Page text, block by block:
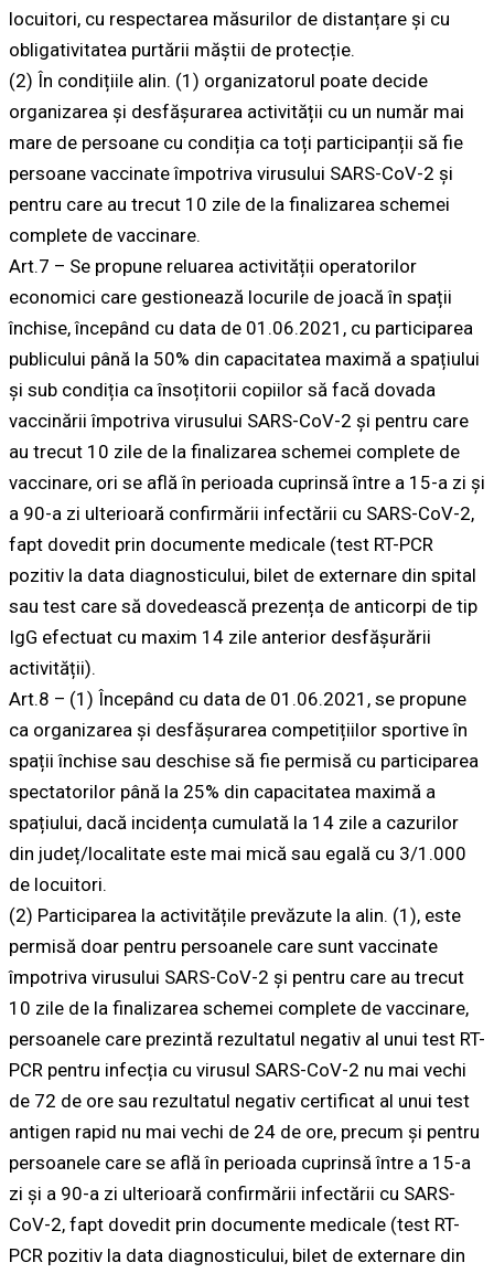
locuitori, cu respectarea măsurilor de distanțare și cu
obligativitatea purtării măștii de protecție.
(2) În condițiile alin. (1) organizatorul poate decide
organizarea și desfășurarea activității cu un număr mai
mare de persoane cu condiția ca toți participanții să fie
persoane vaccinate împotriva virusului SARS-CoV-2 și
pentru care au trecut 10 zile de la finalizarea schemei
complete de vaccinare.
Art.7 – Se propune reluarea activității operatorilor
economici care gestionează locurile de joacă în spații
închise, începând cu data de 01.06.2021, cu participarea
publicului până la 50% din capacitatea maximă a spațiului
și sub condiția ca însoțitorii copiilor să facă dovada
vaccinării împotriva virusului SARS-CoV-2 și pentru care
au trecut 10 zile de la finalizarea schemei complete de
vaccinare, ori se află în perioada cuprinsă între a 15-a zi și
a 90-a zi ulterioară confirmării infectării cu SARS-CoV-2,
fapt dovedit prin documente medicale (test RT-PCR
pozitiv la data diagnosticului, bilet de externare din spital
sau test care să dovedească prezența de anticorpi de tip
IgG efectuat cu maxim 14 zile anterior desfășurării
activității).
Art.8 – (1) Începând cu data de 01.06.2021, se propune
ca organizarea și desfășurarea competițiilor sportive în
spații închise sau deschise să fie permisă cu participarea
spectatorilor până la 25% din capacitatea maximă a
spațiului, dacă incidența cumulată la 14 zile a cazurilor
din județ/localitate este mai mică sau egală cu 3/1.000
de locuitori.
(2) Participarea la activitățile prevăzute la alin. (1), este
permisă doar pentru persoanele care sunt vaccinate
împotriva virusului SARS-CoV-2 și pentru care au trecut
10 zile de la finalizarea schemei complete de vaccinare,
persoanele care prezintă rezultatul negativ al unui test RT-
PCR pentru infecția cu virusul SARS-CoV-2 nu mai vechi
de 72 de ore sau rezultatul negativ certificat al unui test
antigen rapid nu mai vechi de 24 de ore, precum și pentru
persoanele care se află în perioada cuprinsă între a 15-a
zi și a 90-a zi ulterioară confirmării infectării cu SARS-
CoV-2, fapt dovedit prin documente medicale (test RT-
PCR pozitiv la data diagnosticului, bilet de externare din